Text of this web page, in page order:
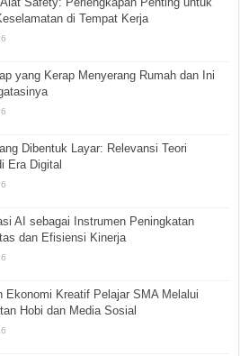
di Tempat Kerja
yang Kerap Menyerang Rumah dan Ini
Dibentuk Layar: Relevansi Teori
Era Digital
AI sebagai Instrumen Peningkatan
dan Efisiensi Kinerja
Ekonomi Kreatif Pelajar SMA Melalui
Hobi dan Media Sosial